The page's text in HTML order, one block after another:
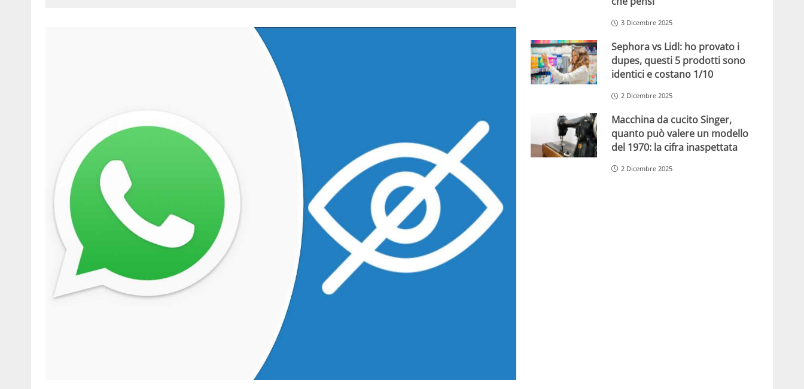
3 Dicembre 2025
Sephora vs Lidl: ho provato i
dupes, questi 5 prodotti sono
identici e costano 1/10
2 Dicembre 2025
Macchina da cucito Singer,
quanto può valere un modello
del 1970: la cifra inaspettata
2 Dicembre 2025